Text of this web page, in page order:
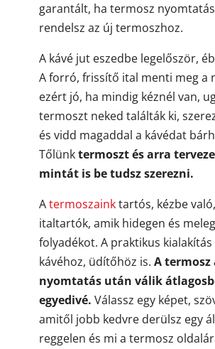
garantált, ha termosz
rendelsz az új termoszhoz.
A kávé jut eszedbe legelőször,
A forró, frissítő ital menti meg a
ezért jó, ha mindig kéznél van,
termoszt neked találták ki,
és vidd magaddal a kávédat
Tőlünktermoszt és arra
mintát is be tudsz szerezni.
Atermoszainktartós, kézbe
italtartók, amik hidegen és
folyadékot. A praktikus kialakítás
kávéhoz, üdítőhöz is. A termosz
nyomtatás után válik
egyedivé. Válassz egy képet,
amitől jobb kedvre derülsz egy
reggelen és mi a termosz